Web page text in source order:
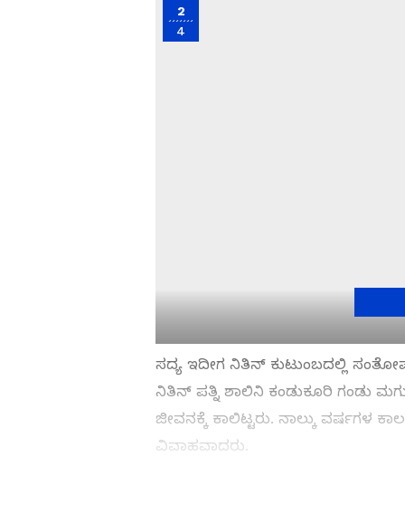
2
4
ಸದ್ಯ ಇದೀಗ ನಿತಿನ್ ಕುಟುಂಬದಲ್ಲಿ
ನಿತಿನ್ ಪತ್ನಿ ಶಾಲಿನಿ ಕಂಡುಕೂರಿ ಗಂಡು
ಜೀವನಕ್ಕೆ ಕಾಲಿಟ್ಟರು. ನಾಲ್ಕು ವರ್ಷಗಳ
ವಿವಾಹವಾದರು.